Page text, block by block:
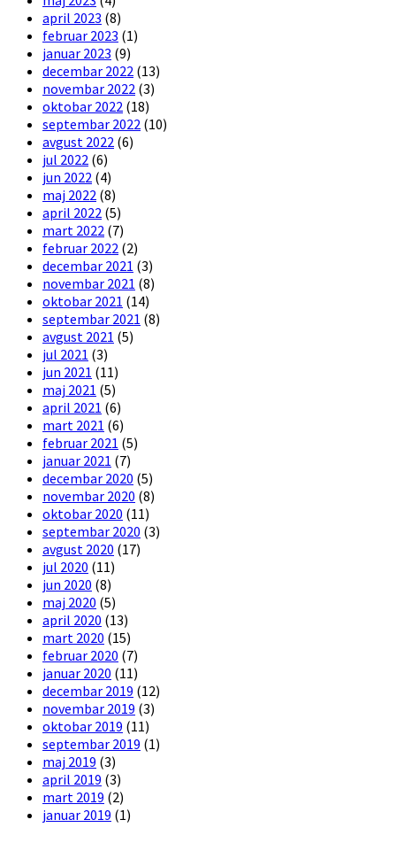
april 2023 (8)
februar 2023 (1)
januar 2023 (9)
decembar 2022 (13)
novembar 2022 (3)
oktobar 2022 (18)
septembar 2022 (10)
avgust 2022 (6)
jul 2022 (6)
jun 2022 (4)
maj 2022 (8)
april 2022 (5)
mart 2022 (7)
februar 2022 (2)
decembar 2021 (3)
novembar 2021 (8)
oktobar 2021 (14)
septembar 2021 (8)
avgust 2021 (5)
jul 2021 (3)
jun 2021 (11)
maj 2021 (5)
april 2021 (6)
mart 2021 (6)
februar 2021 (5)
januar 2021 (7)
decembar 2020 (5)
novembar 2020 (8)
oktobar 2020 (11)
septembar 2020 (3)
avgust 2020 (17)
jul 2020 (11)
jun 2020 (8)
maj 2020 (5)
april 2020 (13)
mart 2020 (15)
februar 2020 (7)
januar 2020 (11)
decembar 2019 (12)
novembar 2019 (3)
oktobar 2019 (11)
septembar 2019 (1)
maj 2019 (3)
april 2019 (3)
mart 2019 (2)
januar 2019 (1)